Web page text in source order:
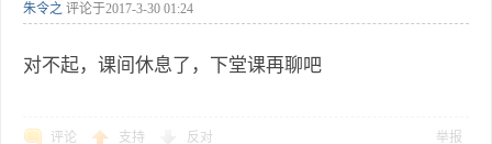
朱令之 评论于2017-3-30 01:24
对不起，课间休息了，下堂课再聊吧
评论 支持 反对 举报